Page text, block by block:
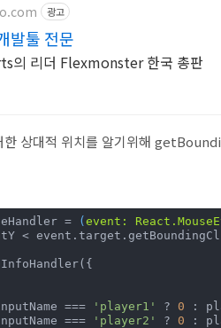
광고
발툴 전문
Pivot Table & Charts의 리더 Flexmonster 한국 총판
상대적 위치를 알기위해
= (event:
=== 'player1' ? 0 :
=== 'player2' ? 0 :